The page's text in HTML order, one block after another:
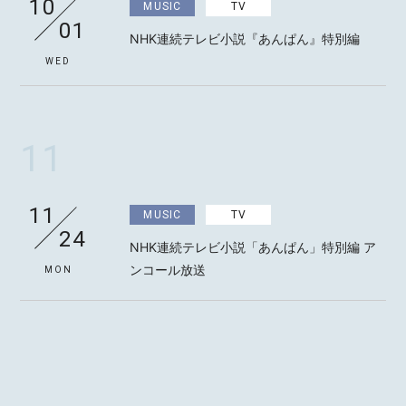
10
01
WED
MUSIC TV
NHK連続テレビ小説『あんぱん』特別編
11
24
MON
MUSIC TV
NHK連続テレビ小説「あんぱん」特別編 ア
ンコール放送